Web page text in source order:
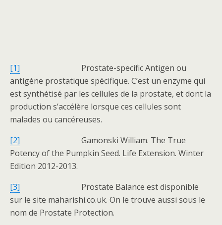
[1] Prostate-specific Antigen ou
antigène prostatique spécifique. C’est un enzyme qui
est synthétisé par les cellules de la prostate, et dont la
production s’accélère lorsque ces cellules sont
malades ou cancéreuses.
[2] Gamonski William. The True
Potency of the Pumpkin Seed. Life Extension. Winter
Edition 2012-2013.
[3] Prostate Balance est disponible
sur le site maharishi.co.uk. On le trouve aussi sous le
nom de Prostate Protection.